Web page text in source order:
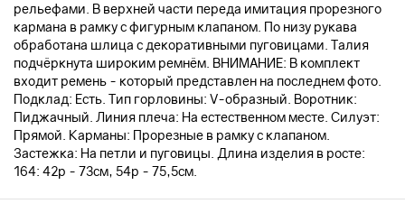
рельефами. В верхней части переда имитация прорезного
кармана в рамку с фигурным клапаном. По низу рукава
обработана шлица с декоративными пуговицами. Талия
подчёркнута широким ремнём. ВНИМАНИЕ: В комплект
входит ремень - который представлен на последнем фото.
Подклад: Есть. Тип горловины: V-образный. Воротник:
Пиджачный. Линия плеча: На естественном месте. Силуэт:
Прямой. Карманы: Прорезные в рамку с клапаном.
Застежка: На петли и пуговицы. Длина изделия в росте:
164: 42р - 73см, 54р - 75,5см.